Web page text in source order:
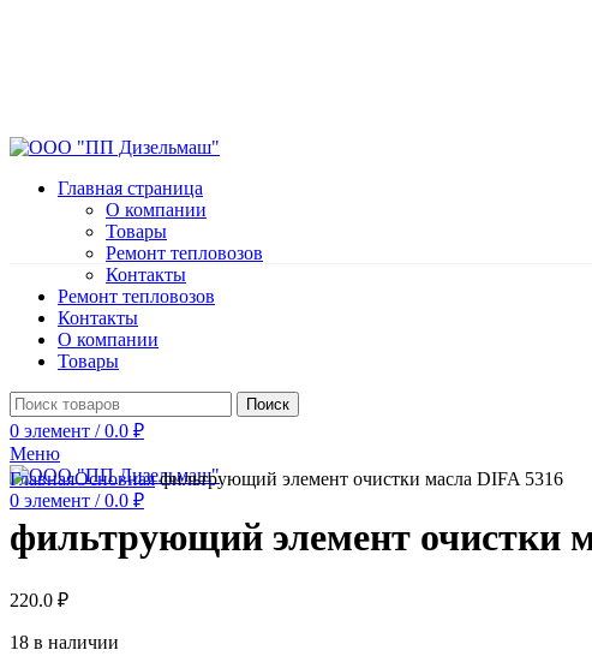
Главная страница
О компании
Товары
Ремонт тепловозов
Контакты
Ремонт тепловозов
Контакты
О компании
Товары
Поиск
0 элемент / 0.0 ₽
Меню
0 элемент / 0.0 ₽
Нажмите, чтобы увеличить
ГлавнаяОсновнаяфильтрующий элемент очистки масла DIFA 5316
фильтрующий элемент очистки
220.0 ₽
18 в наличии